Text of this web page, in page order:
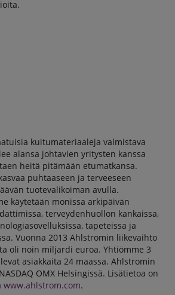
kuitumateriaaleja valmistava
alansa johtavien yritysten kanssa
heitä pitämään etumatkansa.
puhtaaseen ja terveeseen
tuotevalikoiman avulla.
käytetään monissa arkipäivän
terveydenhuollon kankaissa,
tapeteissa ja
Vuonna 2013 Ahlstromin liikevaihto
oli noin miljardi euroa. Yhtiömme 3
asiakkaita 24 maassa. Ahlstromin
OMX Helsingissä. Lisätietoa on
www.ahlstrom.com.